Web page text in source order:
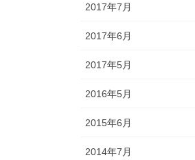
2017年7月
2017年6月
2017年5月
2016年5月
2015年6月
2014年7月